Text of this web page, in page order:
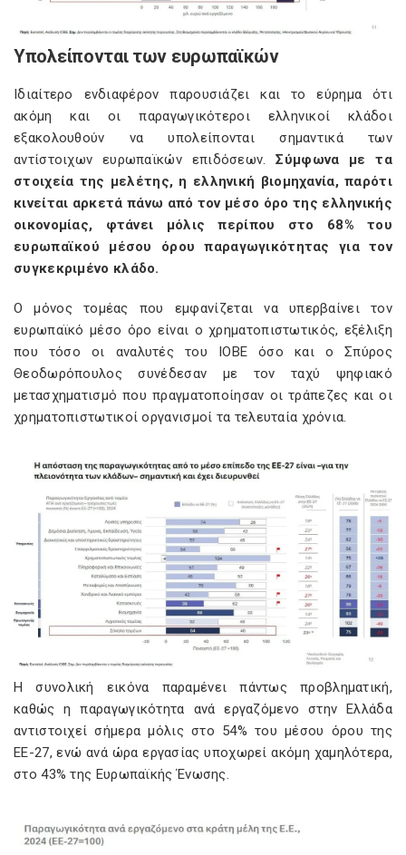
Υπολείπονται των ευρωπαϊκών
Ιδιαίτερο ενδιαφέρον παρουσιάζει και το εύρημα ότι
ακόμη και οι παραγωγικότεροι ελληνικοί κλάδοι
εξακολουθούν να υπολείπονται σημαντικά των
αντίστοιχων ευρωπαϊκών επιδόσεων.Σύμφωνα με τα
στοιχεία της μελέτης, η ελληνική βιομηχανία, παρότι
κινείται αρκετά πάνω από τον μέσο όρο της ελληνικής
οικονομίας, φτάνει μόλις περίπου στο 68% του
ευρωπαϊκού μέσου όρου παραγωγικότητας για τον
συγκεκριμένο κλάδο.
Ο μόνος τομέας που εμφανίζεται να υπερβαίνει τον
ευρωπαϊκό μέσο όρο είναι ο χρηματοπιστωτικός, εξέλιξη
που τόσο οι αναλυτές του ΙΟΒΕ όσο και ο Σπύρος
Θεοδωρόπουλος συνέδεσαν με τον ταχύ ψηφιακό
μετασχηματισμό που πραγματοποίησαν οι τράπεζες και οι
χρηματοπιστωτικοί οργανισμοί τα τελευταία χρόνια.
Η συνολική εικόνα παραμένει πάντως προβληματική,
καθώς η παραγωγικότητα ανά εργαζόμενο στην Ελλάδα
αντιστοιχεί σήμερα μόλις στο 54% του μέσου όρου της
ΕΕ-27, ενώ ανά ώρα εργασίας υποχωρεί ακόμη χαμηλότερα,
στο 43% της Ευρωπαϊκής Ένωσης.